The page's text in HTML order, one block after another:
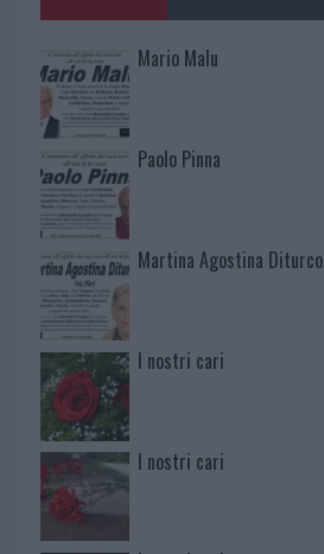
Mario Malu
Paolo Pinna
Martina Agostina Diturco
I nostri cari
I nostri cari